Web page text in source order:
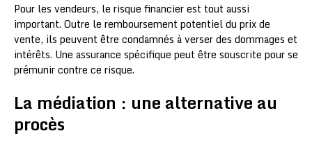
Pour les vendeurs, le risque financier est tout aussi
important. Outre le remboursement potentiel du prix de
vente, ils peuvent être condamnés à verser des dommages et
intérêts. Une assurance spécifique peut être souscrite pour se
prémunir contre ce risque.
La médiation : une alternative au
procès